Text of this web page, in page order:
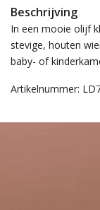
Beschrijving
In een mooie olijf
stevige, houten
baby- of
Artikelnummer: